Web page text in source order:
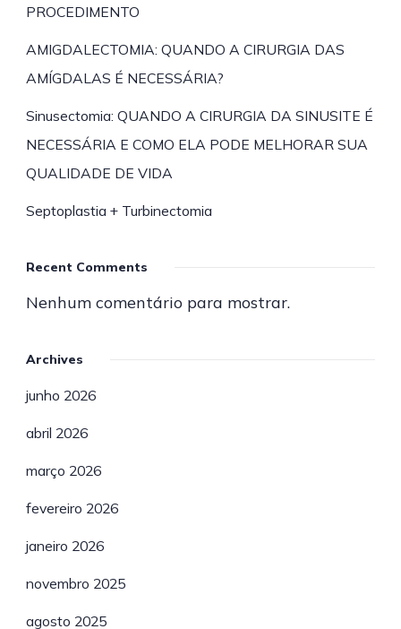
PROCEDIMENTO
AMIGDALECTOMIA: QUANDO A CIRURGIA DAS
AMÍGDALAS É NECESSÁRIA?
Sinusectomia: QUANDO A CIRURGIA DA SINUSITE É
NECESSÁRIA E COMO ELA PODE MELHORAR SUA
QUALIDADE DE VIDA
Septoplastia + Turbinectomia
Recent Comments
Nenhum comentário para mostrar.
Archives
junho 2026
abril 2026
março 2026
fevereiro 2026
janeiro 2026
novembro 2025
agosto 2025